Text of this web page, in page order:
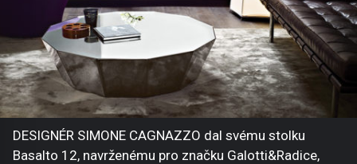
DESIGNÉR SIMONE CAGNAZZO dal svému stolku
Basalto 12, navrženému pro značku Galotti&Radice,